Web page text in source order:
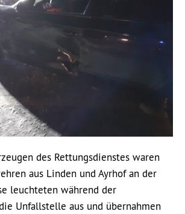
des Rettungsdienstes waren
aus Linden und Ayrhof an der
leuchteten während der
Unfallstelle aus und übernahmen